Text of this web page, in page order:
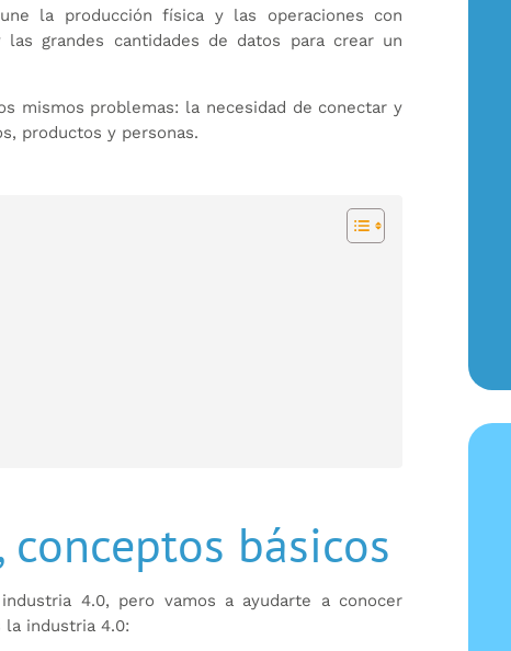
la producción física y las operaciones con
grandes cantidades de datos para crear un
mismos problemas: la necesidad de conectar y
productos y personas.
básicos
4.0, pero vamos a ayudarte a conocer
industria 4.0: